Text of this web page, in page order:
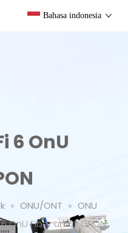
Bahasa indonesia
6 OnU
» ONU/ONT » ONU
OnU Fiber untuk GPON